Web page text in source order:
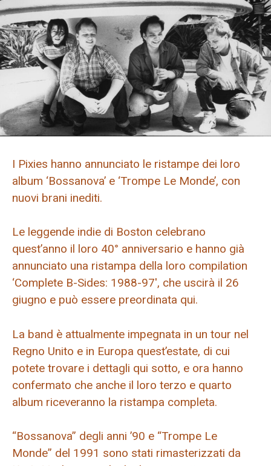
I Pixies hanno annunciato le ristampe dei loro
album ‘Bossanova’ e ‘Trompe Le Monde’, con
nuovi brani inediti.
Le leggende indie di Boston celebrano
quest’anno il loro 40° anniversario e hanno già
annunciato una ristampa della loro compilation
‘Complete B-Sides: 1988-97′, che uscirà il 26
giugno e può essere preordinata qui.
La band è attualmente impegnata in un tour nel
Regno Unito e in Europa quest’estate, di cui
potete trovare i dettagli qui sotto, e ora hanno
confermato che anche il loro terzo e quarto
album riceveranno la ristampa completa.
“Bossanova” degli anni ’90 e “Trompe Le
Monde” del 1991 sono stati rimasterizzati da